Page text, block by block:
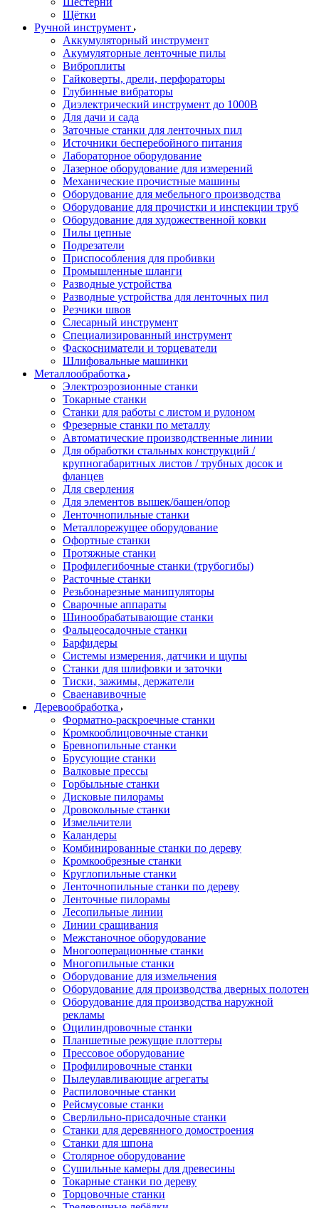
Щётки
Ручной инструмент
Аккумуляторный инструмент
Акумуляторные ленточные пилы
Виброплиты
Гайковерты, дрели, перфораторы
Глубинные вибраторы
Диэлектрический инструмент до 1000В
Для дачи и сада
Заточные станки для ленточных пил
Источники бесперебойного питания
Лабораторное оборудование
Лазерное оборудование для измерений
Механические прочистные машины
Оборудование для мебельного производства
Оборудование для прочистки и инспекции труб
Оборудование для художественной ковки
Пилы цепные
Подрезатели
Приспособления для пробивки
Промышленные шланги
Разводные устройства
Разводные устройства для ленточных пил
Резчики швов
Слесарный инструмент
Специализированный инструмент
Фаскосниматели и торцеватели
Шлифовальные машинки
Металлообработка
Электроэрозионные станки
Токарные станки
Станки для работы с листом и рулоном
Фрезерные станки по металлу
Автоматические производственные линии
Для обработки стальных конструкций /
крупногабаритных листов / трубных досок и
фланцев
Для сверления
Для элементов вышек/башен/опор
Ленточнопильные станки
Металлорежущее оборудование
Офортные станки
Протяжные станки
Профилегибочные станки (трубогибы)
Расточные станки
Резьбонарезные манипуляторы
Сварочные аппараты
Шинообрабатывающие станки
Фальцеосадочные станки
Барфидеры
Системы измерения, датчики и щупы
Станки для шлифовки и заточки
Тиски, зажимы, держатели
Cваенавивочные
Деревообработка
Форматно-раскроечные станки
Кромкооблицовочные станки
Бревнопильные станки
Брусующие станки
Валковые прессы
Горбыльные станки
Дисковые пилорамы
Дровокольные станки
Измельчители
Каландеры
Комбинированные станки по дереву
Кромкообрезные станки
Круглопильные станки
Ленточнопильные станки по дереву
Ленточные пилорамы
Лесопильные линии
Линии сращивания
Межстаночное оборудование
Многооперационные станки
Многопильные станки
Оборудование для измельчения
Оборудование для производства дверных полотен
Оборудование для производства наружной
рекламы
Оцилиндровочные станки
Планшетные режущие плоттеры
Прессовое оборудование
Профилировочные станки
Пылеулавливающие агрегаты
Распиловочные станки
Рейсмусовые станки
Сверлильно-присадочные станки
Станки для деревянного домостроения
Станки для шпона
Столярное оборудование
Сушильные камеры для древесины
Токарные станки по дереву
Торцовочные станки